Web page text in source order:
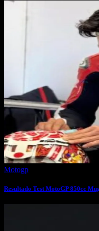
Motogp
Resultado Test MotoGP 850cc